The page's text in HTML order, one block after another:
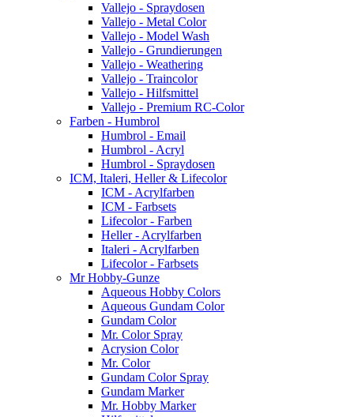
Vallejo - Spraydosen
Vallejo - Metal Color
Vallejo - Model Wash
Vallejo - Grundierungen
Vallejo - Weathering
Vallejo - Traincolor
Vallejo - Hilfsmittel
Vallejo - Premium RC-Color
Farben - Humbrol
Humbrol - Email
Humbrol - Acryl
Humbrol - Spraydosen
ICM, Italeri, Heller & Lifecolor
ICM - Acrylfarben
ICM - Farbsets
Lifecolor - Farben
Heller - Acrylfarben
Italeri - Acrylfarben
Lifecolor - Farbsets
Mr Hobby-Gunze
Aqueous Hobby Colors
Aqueous Gundam Color
Gundam Color
Mr. Color Spray
Acrysion Color
Mr. Color
Gundam Color Spray
Gundam Marker
Mr. Hobby Marker